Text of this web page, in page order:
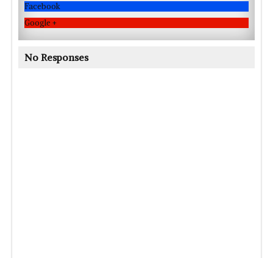
Facebook
Google +
No Responses